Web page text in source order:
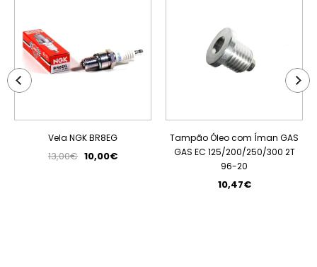
Vela NGK BR8EG
13,00€ 10,00€
Tampão Óleo com Íman GAS
GAS EC 125/200/250/300 2T
96-20
10,47€